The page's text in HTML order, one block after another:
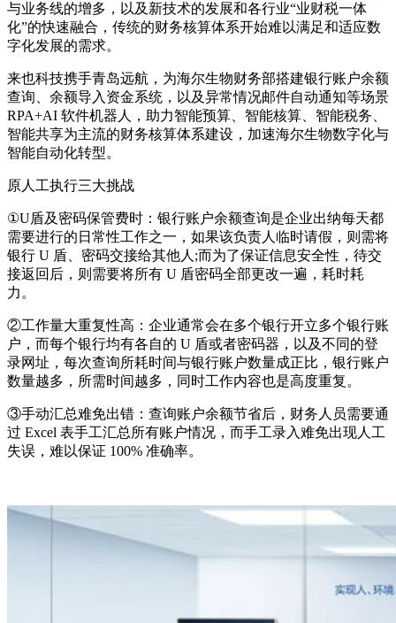
与业务线的增多，以及新技术的发展和各行业“业财税一体
化”的快速融合，传统的财务核算体系开始难以满足和适应数
字化发展的需求。
来也科技携手青岛远航，为海尔生物财务部搭建银行账户余额
查询、余额导入资金系统，以及异常情况邮件自动通知等场景
RPA+AI 软件机器人，助力智能预算、智能核算、智能税务、
智能共享为主流的财务核算体系建设，加速海尔生物数字化与
智能自动化转型。
原人工执行三大挑战
①U盾及密码保管费时：银行账户余额查询是企业出纳每天都
需要进行的日常性工作之一，如果该负责人临时请假，则需将
银行 U 盾、密码交接给其他人;而为了保证信息安全性，待交
接返回后，则需要将所有 U 盾密码全部更改一遍，耗时耗
力。
②工作量大重复性高：企业通常会在多个银行开立多个银行账
户，而每个银行均有各自的 U 盾或者密码器，以及不同的登
录网址，每次查询所耗时间与银行账户数量成正比，银行账户
数量越多，所需时间越多，同时工作内容也是高度重复。
③手动汇总难免出错：查询账户余额节省后，财务人员需要通
过 Excel 表手工汇总所有账户情况，而手工录入难免出现人工
失误，难以保证 100% 准确率。